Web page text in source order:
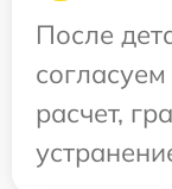
После
расчет,